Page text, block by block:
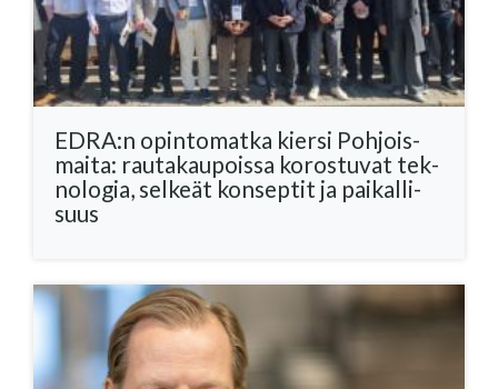
EDRA:n opin­to­mat­ka kier­si Poh­jois­
mai­ta: rau­ta­kau­pois­sa ko­ros­tu­vat tek­
no­lo­gia, sel­keät kon­sep­tit ja pai­kal­li­
suus